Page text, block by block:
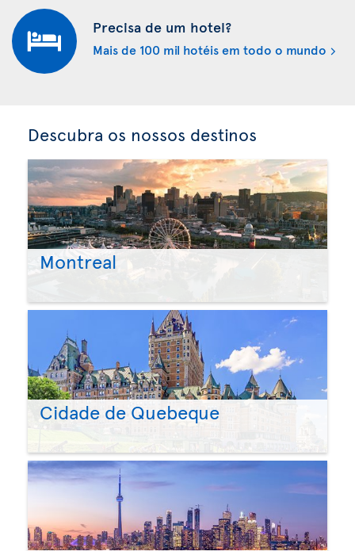
Precisa de um hotel?
Mais de 100 mil hotéis em todo o mundo
Descubra os nossos destinos
Montreal
Cidade de Quebeque